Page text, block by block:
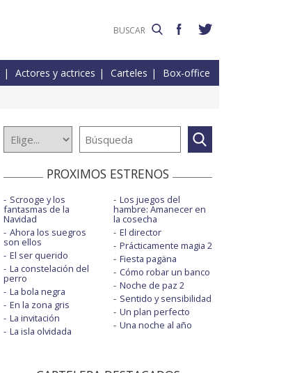
Actores y actrices Carteles Box-office
PROXIMOS ESTRENOS
Scrooge y los
fantasmas de la
Navidad
Ahora los suegros
son ellos
El ser querido
La constelación del
perro
La bola negra
En la zona gris
La invitación
La isla olvidada
Los juegos del
hambre: Amanecer en
la cosecha
El director
Prácticamente magia 2
Fiesta pagäna
Cómo robar un banco
Noche de paz 2
Sentido y sensibilidad
Un plan perfecto
Una noche al año